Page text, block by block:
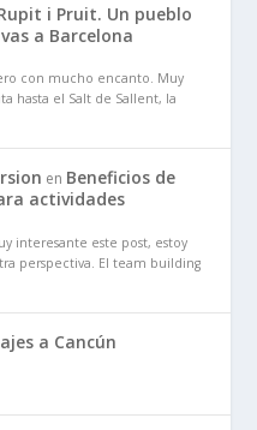
i Pruit. Un pueblo
a Barcelona
con mucho encanto. Muy
hasta el Salt de Sallent, la
en Beneficios de
actividades
interesante este post, estoy
perspectiva. El team building
a Cancún